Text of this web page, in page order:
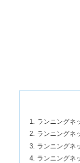
ランニングネ
ランニングネ
ランニングネ
ランニングネ